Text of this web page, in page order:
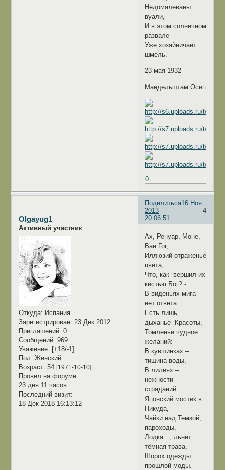
Недомалеваны
вуали,
И в этом солнечном
развале
Уже хозяйничает
шмель.
23 мая 1932
Мандельштам Осип
0
Поделиться
4
16 Ноя
2013
20:06:51
Olgayug1
Активный участник
Откуда: Испания
Зарегистрирован: 23 Дек 2012
Приглашений: 0
Сообщений: 969
Уважение: [+18/-1]
Пол: Женский
Возраст: 54 [1971-10-10]
Провел на форуме:
23 дня 11 часов
Последний визит:
18 Дек 2018 16:13:12
Ах, Ренуар, Моне,
Ван Гог,
Иллюзий отраженье
цвета;
Что, как вершил их
кистью Бог? -
В виденьях мига
нет ответа.
Есть лишь
дыханье Красоты,
Томленье чудное
желаний:
В кувшинках –
тишина воды,
В лилиях –
нежности
страданий.
Японский мостик в
Никуда,
Чайки над Темзой,
пароходы,
Лодка…, льнёт
тёмная трава,
Шорох одежды
прошлой моды.